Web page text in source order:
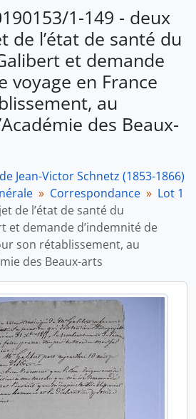
1-149 - deux
de l’état de santé du
et demande
voyage en France
au
des Beaux-
Jean-Victor Schnetz (1853-1866)
Correspondance
Lot 1
de l’état de santé du
et demande d’indemnité de
son rétablissement, au
des Beaux-arts